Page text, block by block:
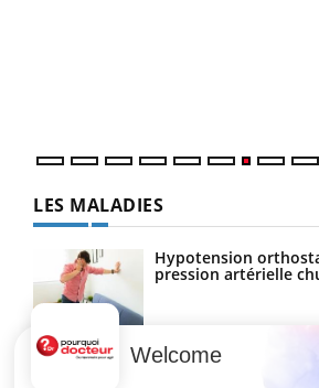
LES MALADIES
Hypotension
pression artérielle
Drépanocytose : une
Welcome